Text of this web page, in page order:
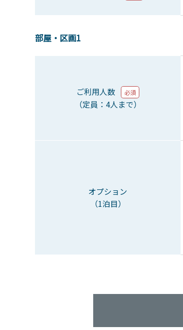
部屋・区画1
ご利用人数 必須
（定員：4人まで）
オプション
（1泊目）